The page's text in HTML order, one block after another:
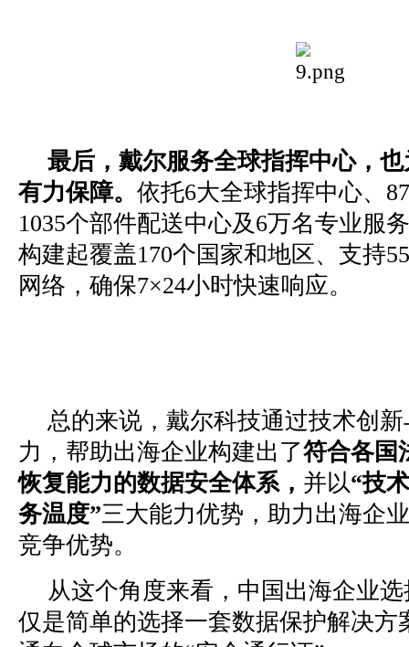
最后，戴尔服务全球指挥中心，
有力保障。 依托6大全球指挥中心、
1035个部件配送中心及6万名专业服
构建起覆盖170个国家和地区、支持
网络，确保7×24小时快速响应。
总的来说，戴尔科技通过技术创
力，帮助出海企业构建出了符合各国
恢复能力的数据安全体系， 并以“技
务温度”三大能力优势，助力出海企
竞争优势。
从这个角度来看，中国出海企业
仅是简单的选择一套数据保护解决方